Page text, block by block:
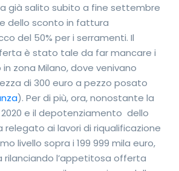
già salito subito a fine settembre
dello sconto in fattura
del 50% per i serramenti. Il
è stato tale da far mancare i
zona Milano, dove venivano
di 300 euro a pezzo posato
). Per di più, ora, nonostante la
e il depotenziamento dello
ai lavori di riqualificazione
livello sopra i 199 999 mila euro,
rilanciando l’appetitosa offerta